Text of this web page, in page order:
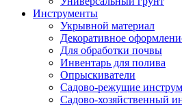
Инструменты
Укрывной материал
Декоративное
Для обработки почвы
Инвентарь для полива
Опрыскиватели
Садово-режущие
Садово-хозяйственный